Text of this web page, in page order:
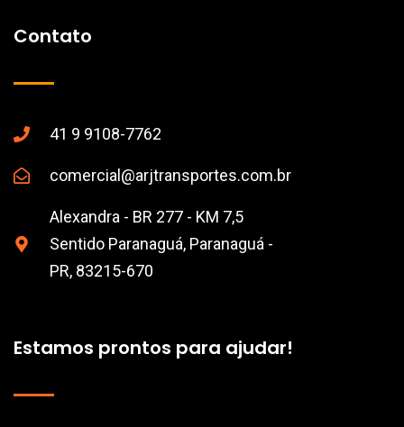
Contato
41 9 9108-7762
comercial@arjtransportes.com.br
Alexandra - BR 277 - KM 7,5
Sentido Paranaguá, Paranaguá -
PR, 83215-670
Estamos prontos para ajudar!